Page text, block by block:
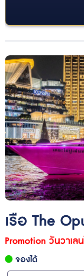
เรือ The
Promotion วันวาเล
จองได้